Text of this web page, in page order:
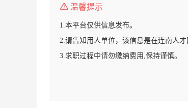
温馨提示
1.本平台仅供信息发布。
2.请告知用人单位，该信息是在连南人才
3.求职过程中请勿缴纳费用,保持谨慎。